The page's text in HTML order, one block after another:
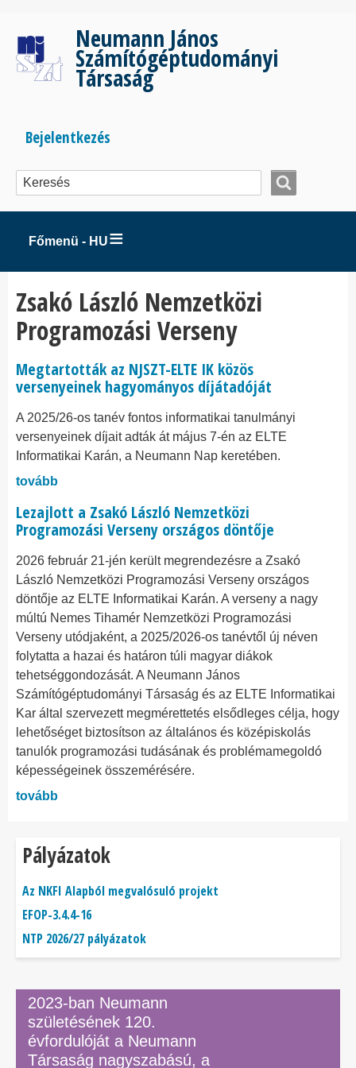
tartalomra
Neumann János
Számítógéptudományi
Társaság
Bejelentkezés
menüje
Bejelentkezés
Főmenü - HU
Zsakó László Nemzetközi
Programozási Verseny
Megtartották az NJSZT-ELTE IK közös
versenyeinek hagyományos díjátadóját
A 2025/26-os tanév fontos informatikai tanulmányi
versenyeinek díjait adták át május 7-én az ELTE
Informatikai Karán, a Neumann Nap keretében.
tovább
Lezajlott a Zsakó László Nemzetközi
Programozási Verseny országos döntője
2026 február 21-jén került megrendezésre a Zsakó
László Nemzetközi Programozási Verseny országos
döntője az ELTE Informatikai Karán. A verseny a nagy
múltú Nemes Tihamér Nemzetközi Programozási
Verseny utódjaként, a 2025/2026-os tanévtől új néven
folytatta a hazai és határon túli magyar diákok
tehetséggondozását. A Neumann János
Számítógéptudományi Társaság és az ELTE Informatikai
Kar által szervezett megmérettetés elsődleges célja, hogy
lehetőséget biztosítson az általános és középiskolás
tanulók programozási tudásának és problémamegoldó
képességeinek összemérésére.
tovább
Pályázatok
Az NKFI Alapból megvalósuló projekt
EFOP-3.4.4-16
NTP 2026/27 pályázatok
2023-ban Neumann
születésének 120.
évfordulóját a Neumann
Társaság nagyszabású, a